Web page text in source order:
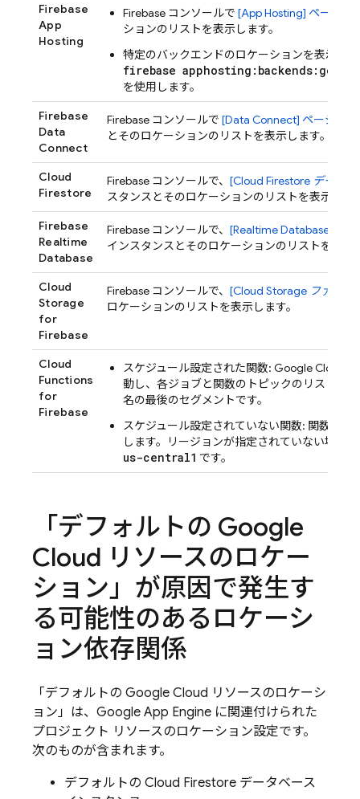
Firebase
App
Hosting
Firebase コンソールで [App Hosting] ページ
ションのリストを表示します。
特定のバックエンドのロケーションを表示す
firebase apphosting:backends:get
を使用します。
Firebase
Data
Connect
Firebase コンソールで [Data Connect] ページ
とそのロケーションのリストを表示します。
Cloud
Firestore
Firebase コンソールで、 [Cloud Firestore データ
スタンスとそのロケーションのリストを表示しま
Firebase
Realtime
Database
Firebase コンソールで、 [Realtime Database
インスタンスとそのロケーションのリストを表示
Cloud
Storage
for
Firebase
Firebase コンソールで、 [Cloud Storage ファイル
ロケーションのリストを表示します。
Cloud
Functions
for
Firebase
スケジュール設定された関数: Google Cloud
動し、各ジョブと関数のトピックのリストを
名の最後のセグメントです。
スケジュール設定されていない関数: 関数のソ
します。リージョンが指定されていない場合
us-central1 です。
「デフォルトの Google
Cloud リソースのロケー
ション」が原因で発生す
る可能性のあるロケーシ
ョン依存関係
「デフォルトの Google Cloud リソースのロケーシ
ョン」は、Google App Engine に関連付けられた
プロジェクト リソースのロケーション設定です。
次のものが含まれます。
デフォルトの Cloud Firestore データベース